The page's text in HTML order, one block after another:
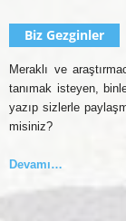
Biz Gezginler
Meraklı ve
tanımak isteyen,
yazıp sizlerle
misiniz?
Devamı…